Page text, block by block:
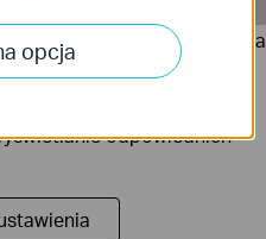
opcja
naszej stronie, co umożliwia
partnerów reklamowych
odpowiednich